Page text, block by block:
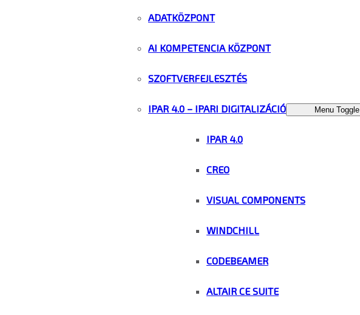
ADATKÖZPONT
AI KOMPETENCIA KÖZPONT
SZOFTVERFEJLESZTÉS
IPAR 4.0 – IPARI DIGITALIZÁCIÓ Menu Toggle
IPAR 4.0
CREO
VISUAL COMPONENTS
WINDCHILL
CODEBEAMER
ALTAIR CE SUITE